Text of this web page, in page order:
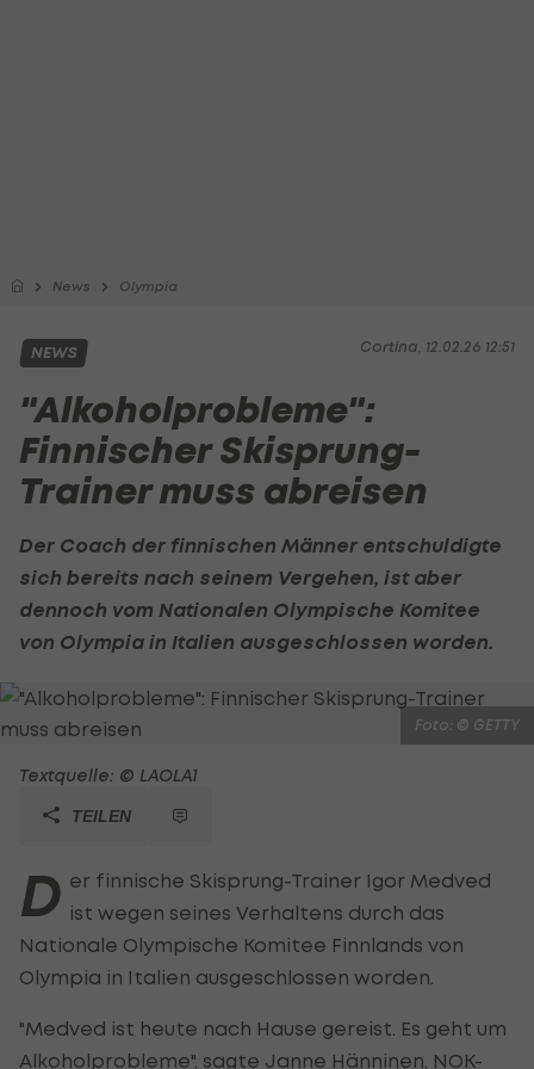
News Olympia
Cortina, 12.02.26 12:51
NEWS
"Alkoholprobleme":
Finnischer Skisprung-
Trainer muss abreisen
Der Coach der finnischen Männer entschuldigte
sich bereits nach seinem Vergehen, ist aber
dennoch vom Nationalen Olympische Komitee
von Olympia in Italien ausgeschlossen worden.
Foto: © GETTY
Textquelle: © LAOLA1
TEILEN
D er finnische Skisprung-Trainer Igor Medved
ist wegen seines Verhaltens durch das
Nationale Olympische Komitee Finnlands von
Olympia in Italien ausgeschlossen worden.
"Medved ist heute nach Hause gereist. Es geht um
Alkoholprobleme", sagte Janne Hänninen, NOK-